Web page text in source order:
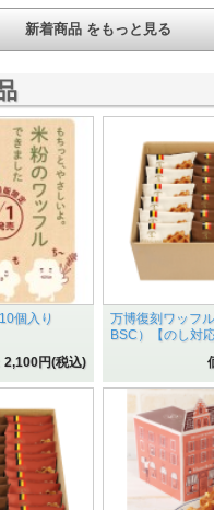
新着商品 をもっと見る
個入り
2,100円(税込)
万博復刻ワッフ
BSC）【のし対